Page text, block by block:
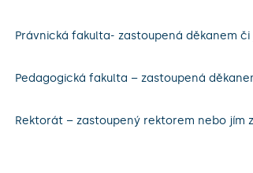
Právnická fakulta- zastoupená děkanem
Pedagogická fakulta – zastoupená
Rektorát – zastoupený rektorem nebo jím